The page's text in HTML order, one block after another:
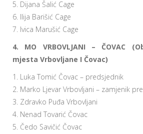
5. Dijana Šalić Cage
6. Ilija Barišić Cage
7. Ivica Marušić Cage
4. MO VRBOVLJANI – ČOVAC
mjesta Vrbovljane I Čovac)
1. Luka Tomić Čovac – predsjednik
2. Marko Ljevar Vrbovljani – zamjenik
3. Zdravko Puđa Vrbovljani
4. Nenad Tovarić Čovac
5. Čedo Savičić Čovac